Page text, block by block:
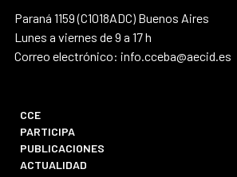
Paraná 1159 (C1018ADC) Buenos Aires
Lunes a viernes de 9 a 17 h
Correo electrónico: info.cceba@aecid.es
CCE
PARTICIPA
PUBLICACIONES
ACTUALIDAD